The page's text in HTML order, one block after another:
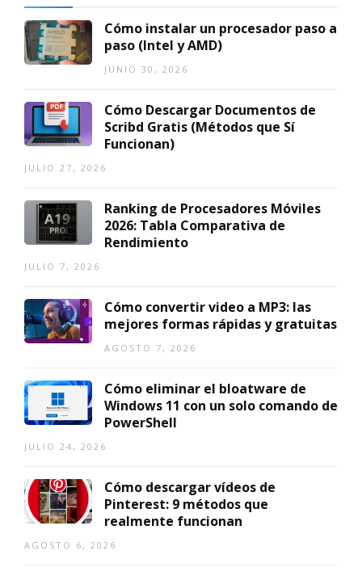
Cómo instalar un procesador paso a
paso (Intel y AMD)
JUNIO 30, 2026
Cómo Descargar Documentos de
Scribd Gratis (Métodos que Sí
Funcionan)
JULIO 27, 2026
Ranking de Procesadores Móviles
2026: Tabla Comparativa de
Rendimiento
JULIO 7, 2026
Cómo convertir video a MP3: las
mejores formas rápidas y gratuitas
AGOSTO 7, 2026
Cómo eliminar el bloatware de
Windows 11 con un solo comando de
PowerShell
JULIO 24, 2026
Cómo descargar vídeos de
Pinterest: 9 métodos que
realmente funcionan
AGOSTO 6, 2026